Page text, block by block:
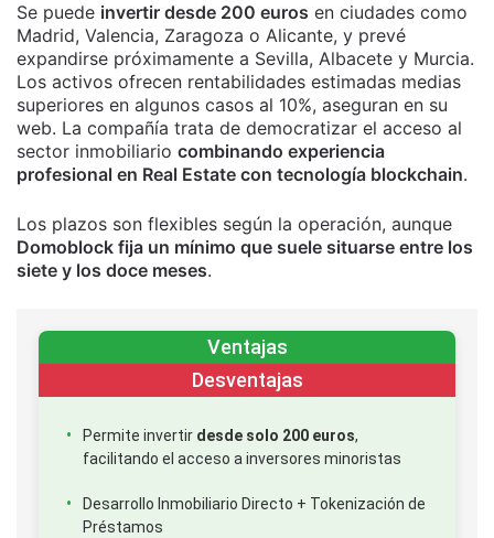
Se puede invertir desde 200 euros en ciudades como
Madrid, Valencia, Zaragoza o Alicante, y prevé
expandirse próximamente a Sevilla, Albacete y Murcia.
Los activos ofrecen rentabilidades estimadas medias
superiores en algunos casos al 10%, aseguran en su
web. La compañía trata de democratizar el acceso al
sector inmobiliario combinando experiencia
profesional en Real Estate con tecnología blockchain.
Los plazos son flexibles según la operación, aunque
Domoblock fija un mínimo que suele situarse entre los
siete y los doce meses.
Ventajas
Desventajas
Permite invertir desde solo 200 euros,
facilitando el acceso a inversores minoristas
Desarrollo Inmobiliario Directo + Tokenización de
Préstamos